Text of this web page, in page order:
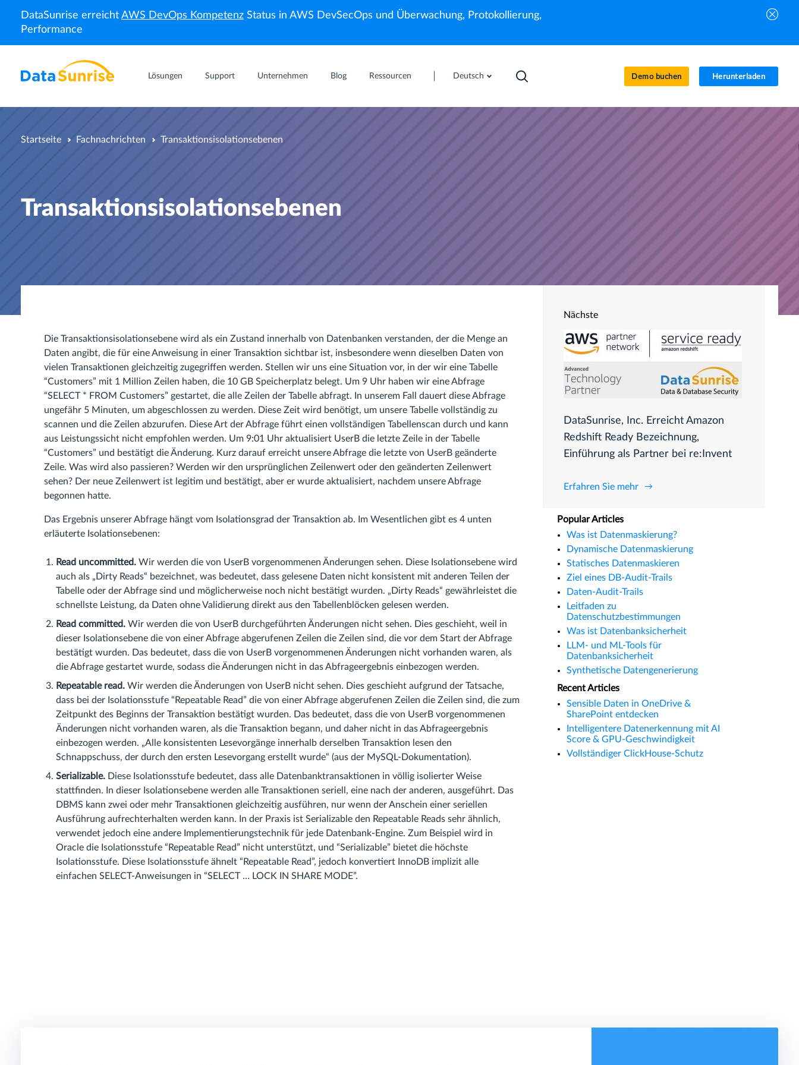
DataSunrise erreicht AWS DevOps Kompetenz Status in AWS DevSecOps und Überwachung, Protokollierung,
Performance
Lösungen Support Unternehmen Blog Ressourcen Deutsch Demo buchen Herunterladen
Startseite Fachnachrichten Transaktionsisolationsebenen
Transaktionsisolationsebenen
Die Transaktionsisolationsebene wird als ein Zustand innerhalb von Datenbanken verstanden, der die Menge an
Daten angibt, die für eine Anweisung in einer Transaktion sichtbar ist, insbesondere wenn dieselben Daten von
vielen Transaktionen gleichzeitig zugegriffen werden. Stellen wir uns eine Situation vor, in der wir eine Tabelle
“Customers” mit 1 Million Zeilen haben, die 10 GB Speicherplatz belegt. Um 9 Uhr haben wir eine Abfrage
“SELECT * FROM Customers” gestartet, die alle Zeilen der Tabelle abfragt. In unserem Fall dauert diese Abfrage
ungefähr 5 Minuten, um abgeschlossen zu werden. Diese Zeit wird benötigt, um unsere Tabelle vollständig zu
scannen und die Zeilen abzurufen. Diese Art der Abfrage führt einen vollständigen Tabellenscan durch und kann
aus Leistungssicht nicht empfohlen werden. Um 9:01 Uhr aktualisiert UserB die letzte Zeile in der Tabelle
“Customers” und bestätigt die Änderung. Kurz darauf erreicht unsere Abfrage die letzte von UserB geänderte
Zeile. Was wird also passieren? Werden wir den ursprünglichen Zeilenwert oder den geänderten Zeilenwert
sehen? Der neue Zeilenwert ist legitim und bestätigt, aber er wurde aktualisiert, nachdem unsere Abfrage
begonnen hatte.
Das Ergebnis unserer Abfrage hängt vom Isolationsgrad der Transaktion ab. Im Wesentlichen gibt es 4 unten
erläuterte Isolationsebenen:
Read uncommitted. Wir werden die von UserB vorgenommenen Änderungen sehen. Diese Isolationsebene wird
auch als „Dirty Reads“ bezeichnet, was bedeutet, dass gelesene Daten nicht konsistent mit anderen Teilen der
Tabelle oder der Abfrage sind und möglicherweise noch nicht bestätigt wurden. „Dirty Reads“ gewährleistet die
schnellste Leistung, da Daten ohne Validierung direkt aus den Tabellenblöcken gelesen werden.
Read committed. Wir werden die von UserB durchgeführten Änderungen nicht sehen. Dies geschieht, weil in
dieser Isolationsebene die von einer Abfrage abgerufenen Zeilen die Zeilen sind, die vor dem Start der Abfrage
bestätigt wurden. Das bedeutet, dass die von UserB vorgenommenen Änderungen nicht vorhanden waren, als
die Abfrage gestartet wurde, sodass die Änderungen nicht in das Abfrageergebnis einbezogen werden.
Repeatable read. Wir werden die Änderungen von UserB nicht sehen. Dies geschieht aufgrund der Tatsache,
dass bei der Isolationsstufe “Repeatable Read” die von einer Abfrage abgerufenen Zeilen die Zeilen sind, die zum
Zeitpunkt des Beginns der Transaktion bestätigt wurden. Das bedeutet, dass die von UserB vorgenommenen
Änderungen nicht vorhanden waren, als die Transaktion begann, und daher nicht in das Abfrageergebnis
einbezogen werden. „Alle konsistenten Lesevorgänge innerhalb derselben Transaktion lesen den
Schnappschuss, der durch den ersten Lesevorgang erstellt wurde“ (aus der MySQL-Dokumentation).
Serializable. Diese Isolationsstufe bedeutet, dass alle Datenbanktransaktionen in völlig isolierter Weise
stattfinden. In dieser Isolationsebene werden alle Transaktionen seriell, eine nach der anderen, ausgeführt. Das
DBMS kann zwei oder mehr Transaktionen gleichzeitig ausführen, nur wenn der Anschein einer seriellen
Ausführung aufrechterhalten werden kann. In der Praxis ist Serializable den Repeatable Reads sehr ähnlich,
verwendet jedoch eine andere Implementierungstechnik für jede Datenbank-Engine. Zum Beispiel wird in
Oracle die Isolationsstufe “Repeatable Read” nicht unterstützt, und “Serializable” bietet die höchste
Isolationsstufe. Diese Isolationsstufe ähnelt “Repeatable Read”, jedoch konvertiert InnoDB implizit alle
einfachen SELECT-Anweisungen in “SELECT … LOCK IN SHARE MODE”.
Nächste
DataSunrise, Inc. Erreicht Amazon
Redshift Ready Bezeichnung,
Einführung als Partner bei re:Invent
Erfahren Sie mehr
Popular Articles
Was ist Datenmaskierung?
Dynamische Datenmaskierung
Statisches Datenmaskieren
Ziel eines DB-Audit-Trails
Daten-Audit-Trails
Leitfaden zu
Datenschutzbestimmungen
Was ist Datenbanksicherheit
LLM- und ML-Tools für
Datenbanksicherheit
Synthetische Datengenerierung
Recent Articles
Sensible Daten in OneDrive &
SharePoint entdecken
Intelligentere Datenerkennung mit AI
Score & GPU-Geschwindigkeit
Vollständiger ClickHouse-Schutz